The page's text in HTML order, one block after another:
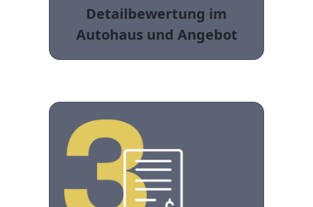
Detailbewertung im
Autohaus und Angebot